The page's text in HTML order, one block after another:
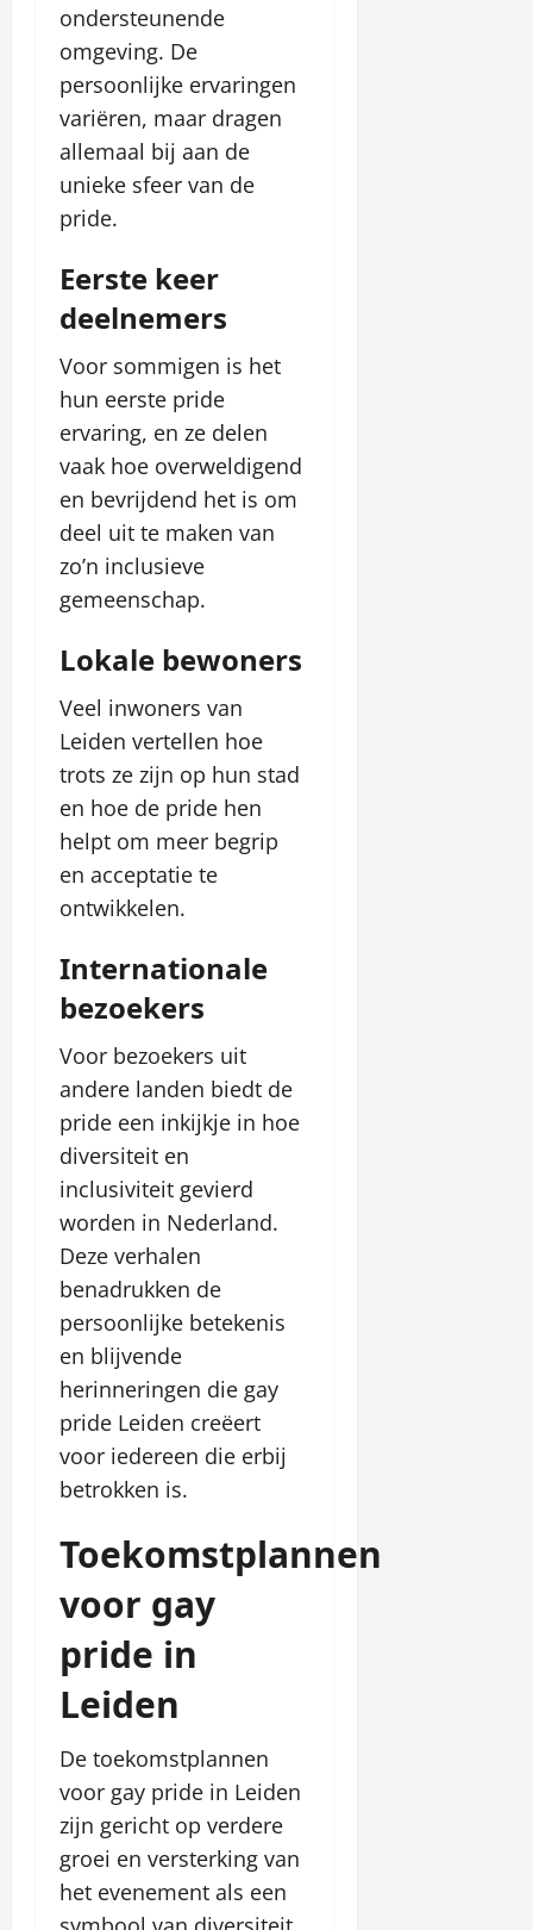
ondersteunende
omgeving. De
persoonlijke ervaringen
variëren, maar dragen
allemaal bij aan de
unieke sfeer van de
pride.
Eerste keer
deelnemers
Voor sommigen is het
hun eerste pride
ervaring, en ze delen
vaak hoe overweldigend
en bevrijdend het is om
deel uit te maken van
zo’n inclusieve
gemeenschap.
Lokale bewoners
Veel inwoners van
Leiden vertellen hoe
trots ze zijn op hun stad
en hoe de pride hen
helpt om meer begrip
en acceptatie te
ontwikkelen.
Internationale
bezoekers
Voor bezoekers uit
andere landen biedt de
pride een inkijkje in hoe
diversiteit en
inclusiviteit gevierd
worden in Nederland.
Deze verhalen
benadrukken de
persoonlijke betekenis
en blijvende
herinneringen die gay
pride Leiden creëert
voor iedereen die erbij
betrokken is.
Toekomstplannen
voor gay
pride in
Leiden
De toekomstplannen
voor gay pride in Leiden
zijn gericht op verdere
groei en versterking van
het evenement als een